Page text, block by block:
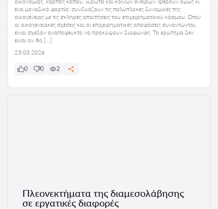
ένα μοναδικό φορτίο: συνδυάζουν τις πολύπλοκες δυναμικές της
οικογένειας με τις σκληρές απαιτήσεις του επιχειρηματικού κόσμου. Όταν
οι οικογενειακές σχέσεις και οι επιχειρηματικές αποφάσεις συναντώνται,
είναι σχεδόν αναπόφευκτο να προκύψουν διαφωνίες. Το ερώτημα δεν
είναι αν θα […]
23.03.2026
0 0 2
Πλεονεκτήματα της διαμεσολάβησης
σε εργατικές διαφορές